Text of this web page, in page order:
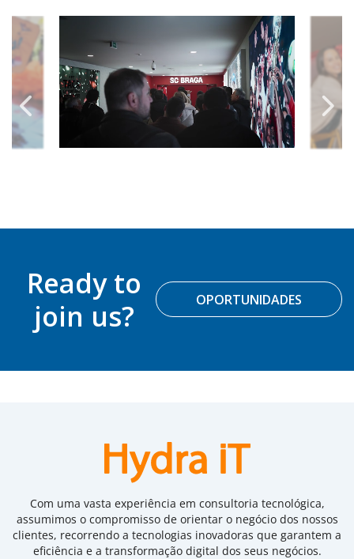
Ready to
join us?
OPORTUNIDADES
Com uma vasta experiência em consultoria tecnológica,
assumimos o compromisso de orientar o negócio dos nossos
clientes, recorrendo a tecnologias inovadoras que garantem a
eficiência e a transformação digital dos seus negócios.